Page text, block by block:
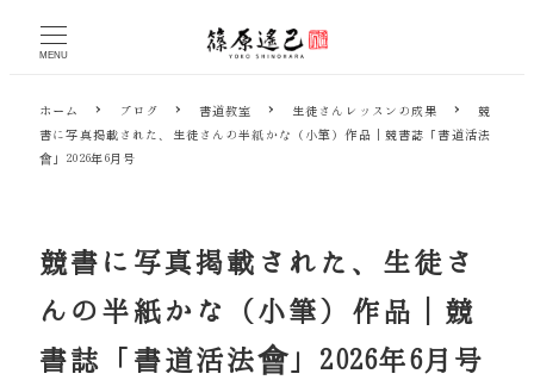
MENU
ホーム ブログ 書道教室 生徒さんレッスンの成果
競
書に写真掲載された、生徒さんの半紙かな（小筆）作品｜競書誌「書道活法
會」2026年6月号
競書に写真掲載された、生徒さ
んの半紙かな（小筆）作品｜競
書誌「書道活法會」2026年6月号